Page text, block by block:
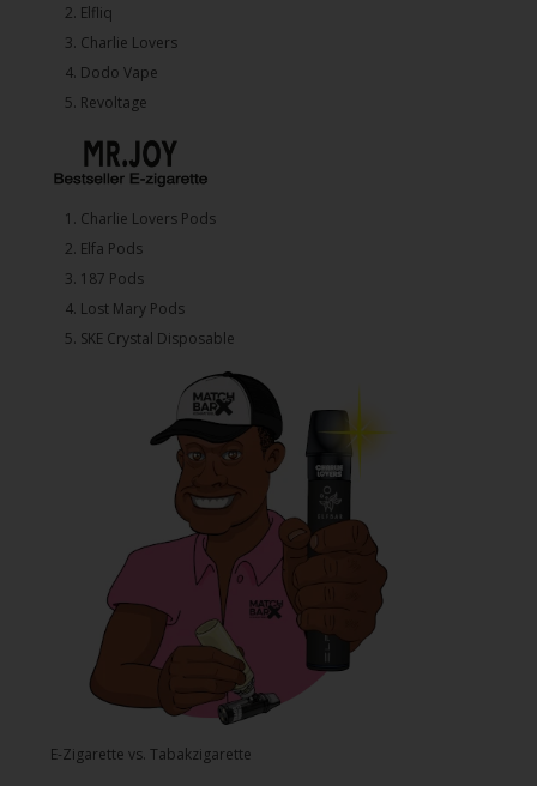
2.⁠ ⁠⁠Elfliq
3.⁠ ⁠⁠Charlie Lovers
4.⁠ ⁠⁠Dodo Vape
5. ⁠Revoltage
1.⁠ ⁠Charlie Lovers Pods
2.⁠ ⁠⁠Elfa Pods
3.⁠ ⁠⁠187 Pods
4.⁠ ⁠⁠Lost Mary Pods
5.⁠ ⁠⁠SKE Crystal Disposable
E-Zigarette vs. Tabakzigarette